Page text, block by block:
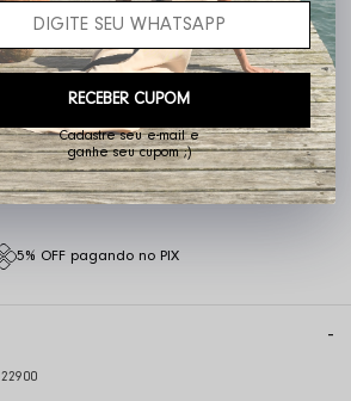
Não sei o meu CEP
5% OFF pagando no PIX
22900
Cadastre seu e-mail e
ganhe seu cupom ;)
RECEBER CUPOM